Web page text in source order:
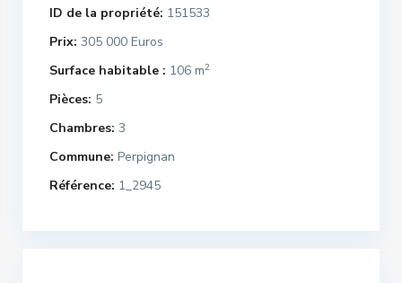
ID de la propriété: 151533
Prix: 305 000 Euros
Surface habitable : 106 m2
Pièces: 5
Chambres: 3
Commune: Perpignan
Référence: 1_2945